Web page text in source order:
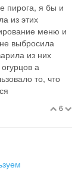
пирога, я бы и
из этих
меню и
выбросила
из них
а
то, что
6